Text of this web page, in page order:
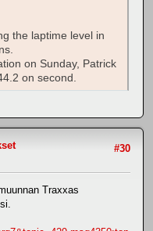
the laptime level in
on Sunday, Patrick
on second.
#30
Traxxas